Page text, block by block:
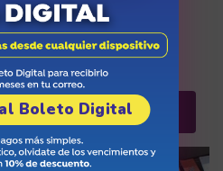
13, 2025
noticias
Boleto Digital